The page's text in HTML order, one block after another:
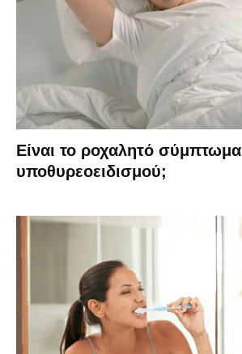
Είναι το ροχαλητό σύμπτωμα
υποθυρεοειδισμού;